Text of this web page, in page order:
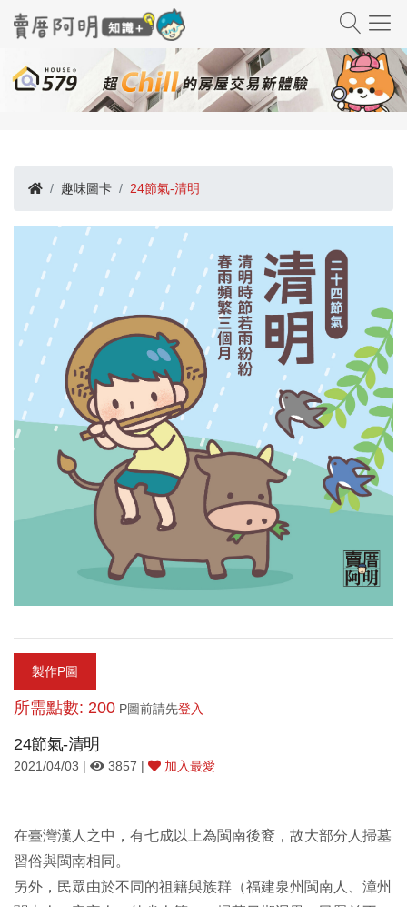
趣味圖卡 24節氣-清明
製作P圖
所需點數: 200 P圖前請先登入
24節氣-清明
2021/04/03 | 3857 | 加入最愛
在臺灣漢人之中，有七成以上為閩南後裔，故大部分人掃墓
習俗與閩南相同。
另外，民眾由於不同的祖籍與族群（福建泉州閩南人、漳州